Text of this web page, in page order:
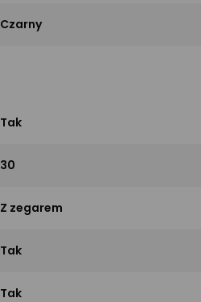
Czarny
Tak
30
Z zegarem
Tak
Tak